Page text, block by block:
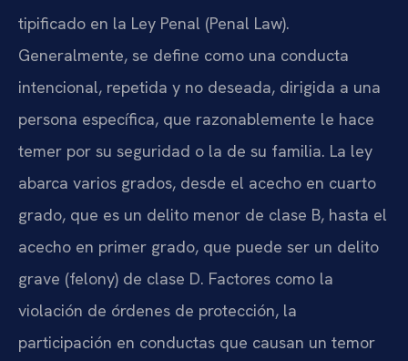
tipificado en la Ley Penal (Penal Law).
Generalmente, se define como una conducta
intencional, repetida y no deseada, dirigida a una
persona específica, que razonablemente le hace
temer por su seguridad o la de su familia. La ley
abarca varios grados, desde el acecho en cuarto
grado, que es un delito menor de clase B, hasta el
acecho en primer grado, que puede ser un delito
grave (felony) de clase D. Factores como la
violación de órdenes de protección, la
participación en conductas que causan un temor